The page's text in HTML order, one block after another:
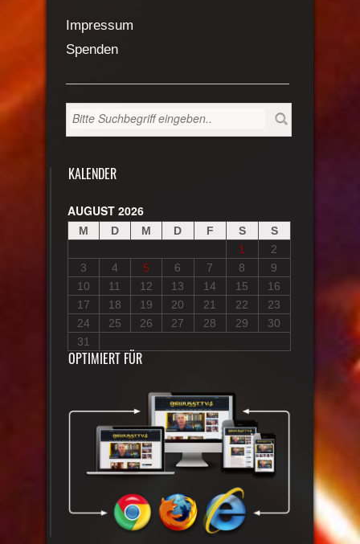
Impressum
Spenden
KALENDER
AUGUST 2026
M D M D F S
S
1
2
3
4 5 6 7 8
9
10
11 12 13 14 15
16
17
18 19 20 21 22
23
24
25 26 27 28 29
30
31
OPTIMIERT FÜR